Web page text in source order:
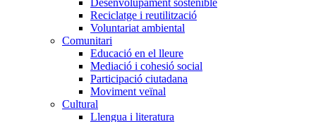
Desenvolupament sostenible
Reciclatge i reutilització
Voluntariat ambiental
Comunitari
Educació en el lleure
Mediació i cohesió social
Participació ciutadana
Moviment veïnal
Cultural
Llengua i literatura